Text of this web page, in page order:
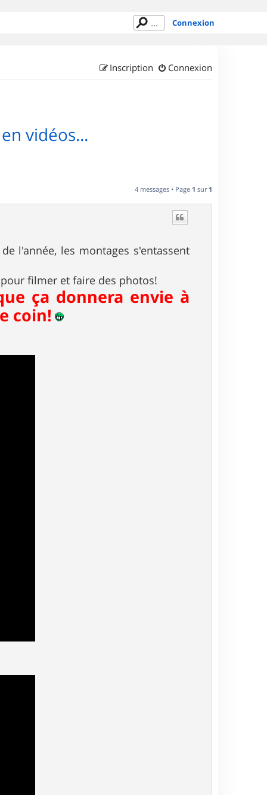
Connexion
Connexion
Inscription
vidéos...
4 messages • Page 1 sur 1
l'année, les montages s'entassent
filmer et faire des photos!
ça donnera envie à
coin!